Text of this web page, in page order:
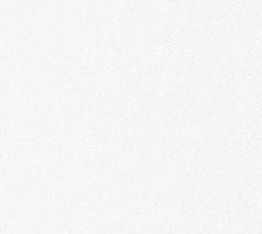
Вашего ребенка